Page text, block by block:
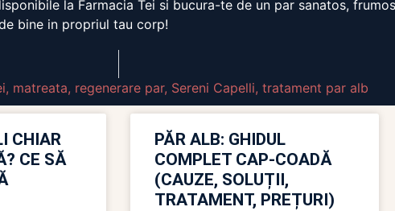
la Farmacia Tei si bucura-te de un par sanatos,
bine in propriul tau corp!
, matreata, regenerare par, Sereni Capelli, tratament par alb
CHIAR
CE SĂ
PĂR ALB: GHIDUL
COMPLET CAP-COADĂ
(CAUZE, SOLUȚII,
TRATAMENT, PREȚURI)